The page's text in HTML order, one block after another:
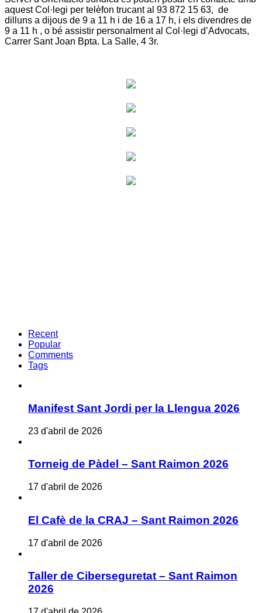
aquest Col·legi per telèfon trucant al 93 872 15 63, de
dilluns a dijous de 9 a 11 h i de 16 a 17 h, i els divendres de
9 a 11 h , o bé assistir personalment al Col·legi d’Advocats,
Carrer Sant Joan Bpta. La Salle, 4 3r.
Recent
Popular
Comments
Tags
Manifest Sant Jordi per la Llengua 2026
23 d'abril de 2026
Torneig de Pàdel – Sant Raimon 2026
17 d'abril de 2026
El Cafè de la CRAJ – Sant Raimon 2026
17 d'abril de 2026
Taller de Ciberseguretat – Sant Raimon
2026